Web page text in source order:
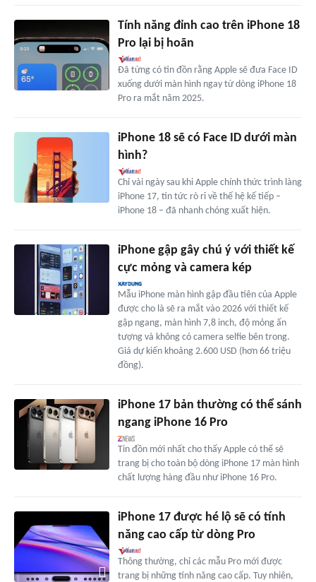
Tính năng đỉnh cao trên iPhone 18
Pro lại bị hoãn
Đã từng có tin đồn rằng Apple sẽ đưa Face ID
xuống dưới màn hình ngay từ dòng iPhone 18
Pro ra mắt năm 2025.
iPhone 18 sẽ có Face ID dưới màn
hình?
Chỉ vài ngày sau khi Apple chính thức trình làng
iPhone 17, tin tức rò rỉ về thế hệ kế tiếp –
iPhone 18 – đã nhanh chóng xuất hiện.
iPhone gập gây chú ý với thiết kế
cực mỏng và camera kép
Mẫu iPhone màn hình gập đầu tiên của Apple
được cho là sẽ ra mắt vào 2026 với thiết kế
gập ngang, màn hình 7,8 inch, độ mỏng ấn
tượng và không có camera selfie bên trong.
Giá dự kiến khoảng 2.600 USD (hơn 66 triệu
đồng).
iPhone 17 bản thường có thể sánh
ngang iPhone 16 Pro
Tin đồn mới nhất cho thấy Apple có thể sẽ
trang bị cho toàn bộ dòng iPhone 17 màn hình
chất lượng hàng đầu như iPhone 16 Pro.
iPhone 17 được hé lộ sẽ có tính
năng cao cấp từ dòng Pro
Thông thường, chỉ các mẫu Pro mới được
trang bị những tính năng cao cấp. Tuy nhiên,